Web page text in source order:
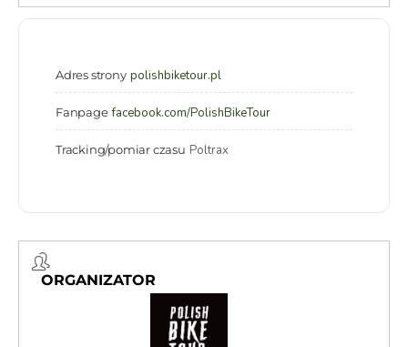
Adres strony polishbiketour.pl
Fanpage facebook.com/PolishBikeTour
Tracking/pomiar czasu Poltrax
ORGANIZATOR